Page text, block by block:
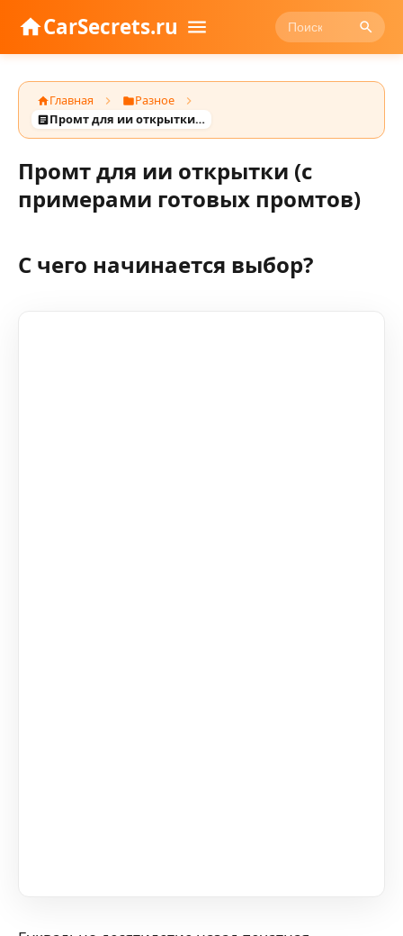
CarSecrets.ru
Главная
Разное
Промт для ии открытки (с примерами готовых промтов)
Промт для ии открытки (с
примерами готовых промтов)
С чего начинается выбор?